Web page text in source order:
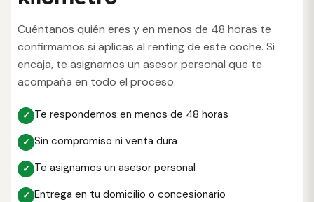
Cuéntanos quién eres y en menos de 48 horas te
confirmamos si aplicas al renting de este coche. Si
encaja, te asignamos un asesor personal que te
acompaña en todo el proceso.
Te respondemos en menos de 48 horas
Sin compromiso ni venta dura
Te asignamos un asesor personal
Entrega en tu domicilio o concesionario